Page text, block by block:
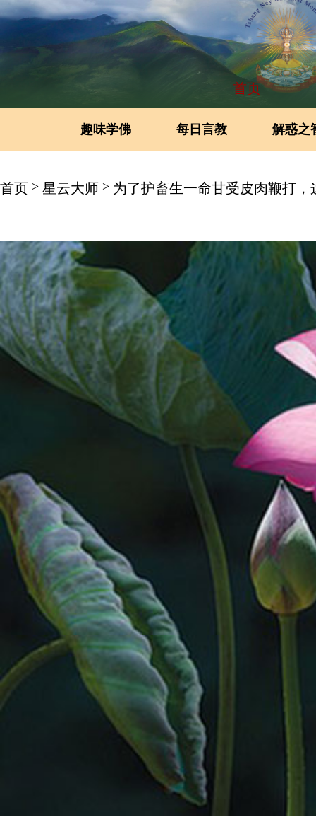
首页
趣味学佛 每日言教 解惑之
首页 > 星云大师 > 为了护畜生一命甘受皮肉鞭打，